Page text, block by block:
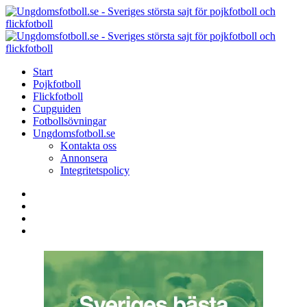
Menu
Search
Menu
Start
Pojkfotboll
Flickfotboll
Cupguiden
Fotbollsövningar
Ungdomsfotboll.se
Kontakta oss
Annonsera
Integritetspolicy